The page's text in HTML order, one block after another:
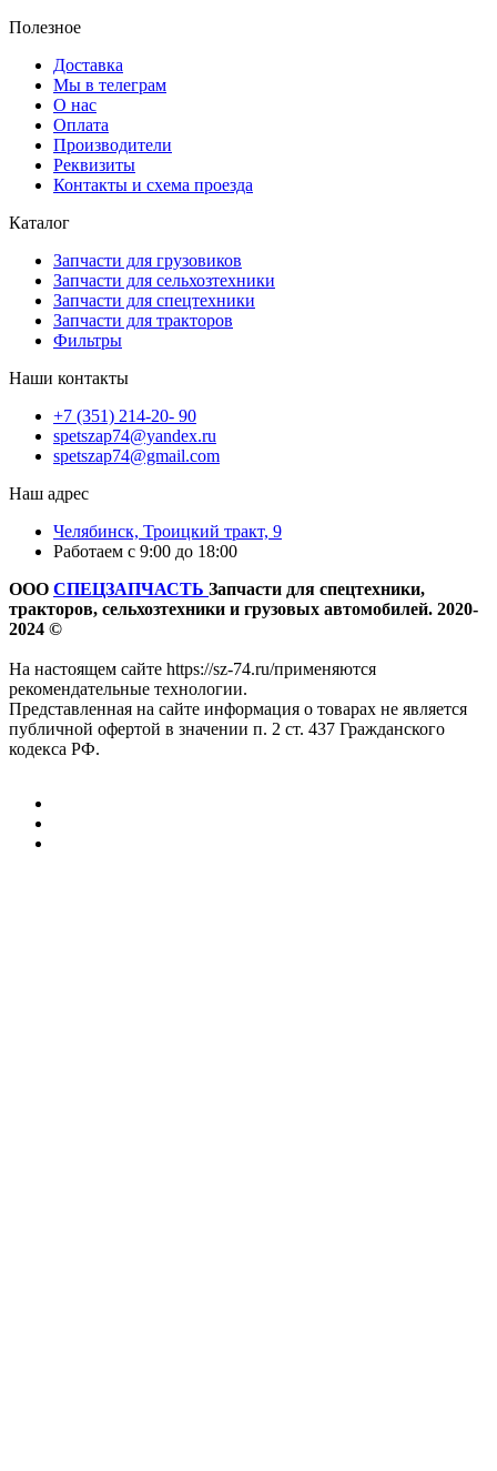
Полезное
Доставка
Мы в телеграм
О нас
Оплата
Производители
Реквизиты
Контакты и схема проезда
Каталог
Запчасти для грузовиков
Запчасти для сельхозтехники
Запчасти для спецтехники
Запчасти для тракторов
Фильтры
Наши контакты
+7 (351) 214-20- 90
spetszap74@yandex.ru
spetszap74@gmail.com
Наш адрес
Челябинск, Троицкий тракт, 9
Работаем с 9:00 до 18:00
ООО СПЕЦЗАПЧАСТЬ Запчасти для спецтехники,
тракторов, сельхозтехники и грузовых автомобилей. 2020-
2024 ©
На настоящем сайте https://sz-74.ru/применяются
рекомендательные технологии.
Представленная на сайте информация о товарах не является
публичной офертой в значении п. 2 ст. 437 Гражданского
кодекса РФ.